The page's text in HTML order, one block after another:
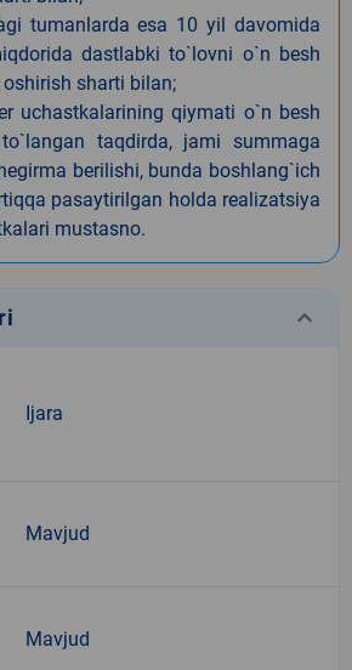
tumanlarda esa 10 yil davomida
dastlabki to`lovni o`n besh
sharti bilan;
uchastkalarining qiymati o`n besh
taqdirda, jami summaga
berilishi, bunda boshlang`ich
pasaytirilgan holda realizatsiya
mustasno.
keyboard_arrow_down
Ijara
Mavjud
Mavjud